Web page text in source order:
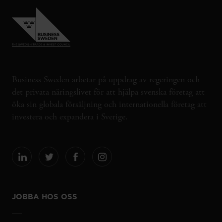
Business Sweden arbetar på uppdrag av regeringen och
det privata näringslivet för att hjälpa svenska företag att
öka sin globala försäljning och internationella företag att
investera och expandera i Sverige.
JOBBA HOS OSS